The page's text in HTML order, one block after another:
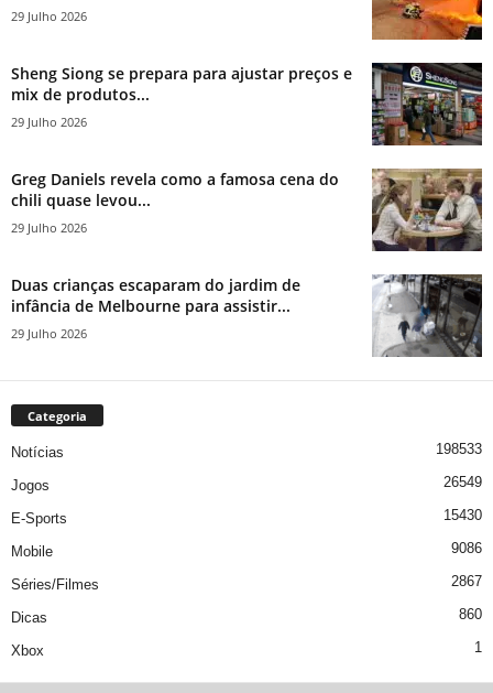
29 Julho 2026
Sheng Siong se prepara para ajustar preços e
mix de produtos...
29 Julho 2026
Greg Daniels revela como a famosa cena do
chili quase levou...
29 Julho 2026
Duas crianças escaparam do jardim de
infância de Melbourne para assistir...
29 Julho 2026
Categoria
Notícias 198533
Jogos 26549
E-Sports 15430
Mobile 9086
Séries/Filmes 2867
Dicas 860
Xbox 1